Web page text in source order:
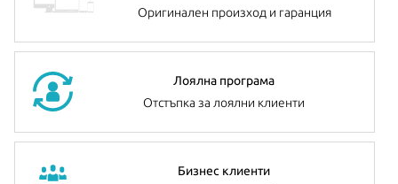
Оригинален произход и гаранция
Лоялна програма
Отстъпка за лоялни клиенти
Бизнес клиенти